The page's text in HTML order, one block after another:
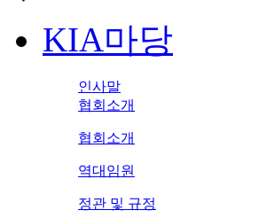
KIA마당
인사말
협회소개
협회소개
역대임원
정관 및 규정